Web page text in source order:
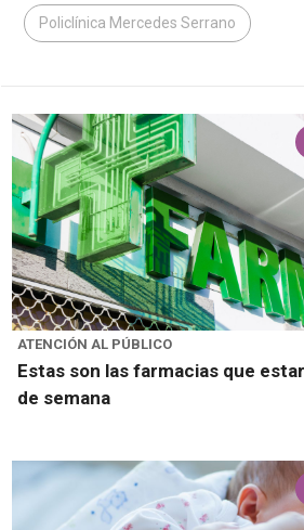
Policlínica Mercedes Serrano
ATENCIÓN AL PÚBLICO
Estas son las farmacias que
de semana